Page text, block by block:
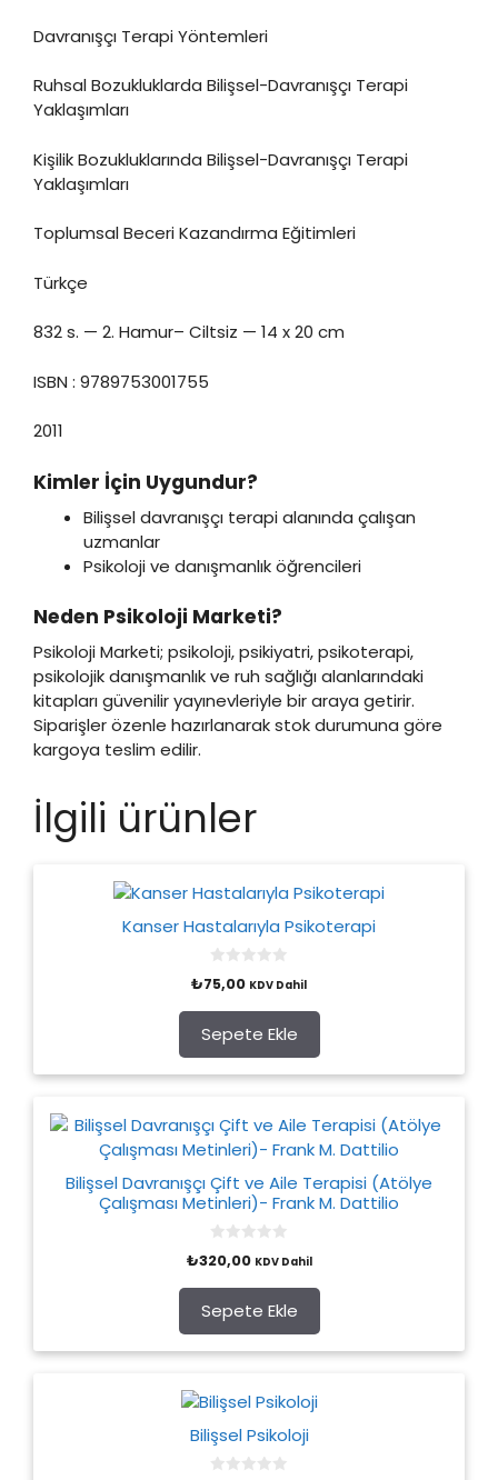
Davranışçı Terapi Yöntemleri
Ruhsal Bozukluklarda Bilişsel-Davranışçı Terapi
Yaklaşımları
Kişilik Bozukluklarında Bilişsel-Davranışçı Terapi
Yaklaşımları
Toplumsal Beceri Kazandırma Eğitimleri
Türkçe
832 s. — 2. Hamur– Ciltsiz — 14 x 20 cm
ISBN : 9789753001755
2011
Kimler İçin Uygundur?
Bilişsel davranışçı terapi alanında çalışan
uzmanlar
Psikoloji ve danışmanlık öğrencileri
Neden Psikoloji Marketi?
Psikoloji Marketi; psikoloji, psikiyatri, psikoterapi,
psikolojik danışmanlık ve ruh sağlığı alanlarındaki
kitapları güvenilir yayınevleriyle bir araya getirir.
Siparişler özenle hazırlanarak stok durumuna göre
kargoya teslim edilir.
İlgili ürünler
Kanser Hastalarıyla Psikoterapi
0
o
t
o
f
5
₺75,00 KDV Dahil
Sepete Ekle
Bilişsel Davranışçı Çift ve Aile Terapisi (Atölye
Çalışması Metinleri)- Frank M. Dattilio
o
t
o
f
5
₺320,00 KDV Dahil
Sepete Ekle
Bilişsel Psikoloji